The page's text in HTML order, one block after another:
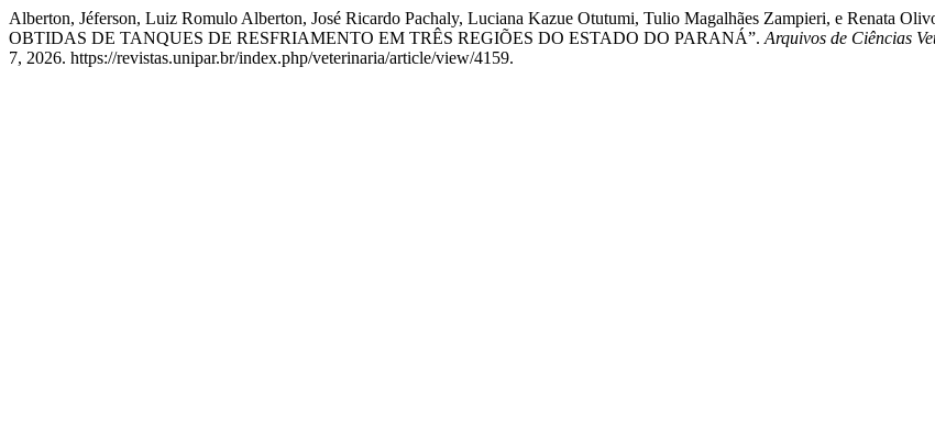
Alberton, Jéferson, Luiz Romulo Alberton, José Ricardo Pachaly, Luciana Kazue Otutumi, Tulio Magalhães Zampieri, e
OBTIDAS DE TANQUES DE RESFRIAMENTO EM TRÊS REGIÕES DO ESTADO DO PARANÁ”. Arquivos de Ciências
7, 2026. https://revistas.unipar.br/index.php/veterinaria/article/view/4159.